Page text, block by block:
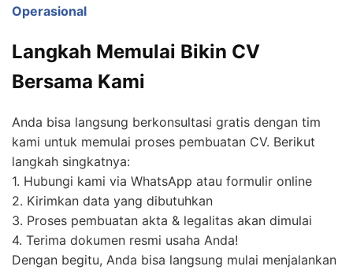
Operasional
Langkah Memulai Bikin CV
Bersama Kami
Anda bisa langsung berkonsultasi gratis dengan tim
kami untuk memulai proses pembuatan CV. Berikut
langkah singkatnya:
1. Hubungi kami via WhatsApp atau formulir online
2. Kirimkan data yang dibutuhkan
3. Proses pembuatan akta & legalitas akan dimulai
4. Terima dokumen resmi usaha Anda!
Dengan begitu, Anda bisa langsung mulai menjalankan